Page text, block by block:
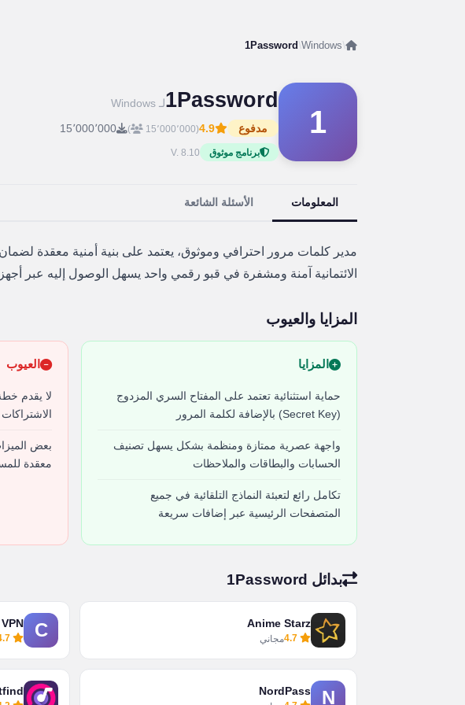
/
Windows
/
1Password
1
1Passwordلـ Windows
مدفوع
4.9(15٬000٬000 ) 15٬000٬000
برنامج موثوق V. 8.10
المعلومات الأسئلة الشائعة
مدير كلمات مرور احترافي وموثوق، يعتمد على بنية أمنية معقدة لضمان
الائتمانية آمنة ومشفرة في قبو رقمي واحد يسهل الوصول إليه عبر
المزايا والعيوب
المزايا
حماية استثنائية تعتمد على المفتاح السري المزدوج
(Secret Key) بالإضافة لكلمة المرور
واجهة عصرية ممتازة ومنظمة بشكل يسهل تصنيف
الحسابات والبطاقات والملاحظات
تكامل رائع لتعبئة النماذج التلقائية في جميع
المتصفحات الرئيسية عبر إضافات سريعة
العيوب
لا يقدم
بعض
معقدة
بدائل 1Password
Anime Starz
مجاني C
N
NordPass